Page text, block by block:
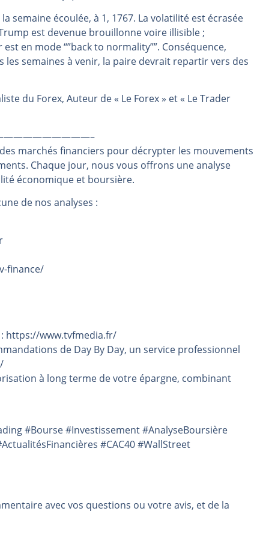
temps cette semaine | par Louis-Antoine Michelet
Point Stratégique Hebdomadaire – Éric Galiègue
Quesada – Chrono CAC
temps cette semaine ? | par Louis-Antoine Michelet
semaine écoulée, à 1, 1767. La volatilité est écrasée
est devenue brouillonne voire illisible ;
en mode “”back to normality””. Conséquence,
les semaines à venir, la paire devrait repartir vers des
du Forex, Auteur de « Le Forex » et « Le Trader
marchés financiers pour décrypter les mouvements
Chaque jour, nous vous offrons une analyse
économique et boursière.
de nos analyses :
finance/
https://www.tvfmedia.fr/
de Day By Day, un service professionnel
à long terme de votre épargne, combinant
#Bourse #Investissement #AnalyseBoursière
#CAC40 #WallStreet
avec vos questions ou votre avis, et de la